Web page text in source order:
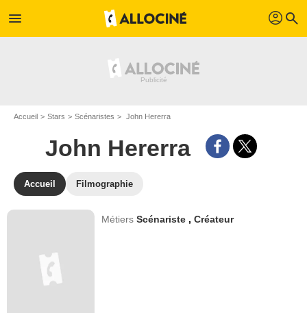
menu profil search
Accueil Stars Scénaristes John Hererra
John Hererra
Accueil Filmographie
MétiersScénariste ,Créateur